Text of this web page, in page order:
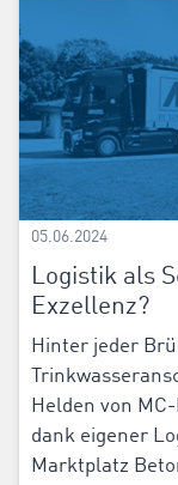
05.06.2024
Logistik als
Exzellenz?
Hinter jeder
Helden von
dank eigener
Marktplatz